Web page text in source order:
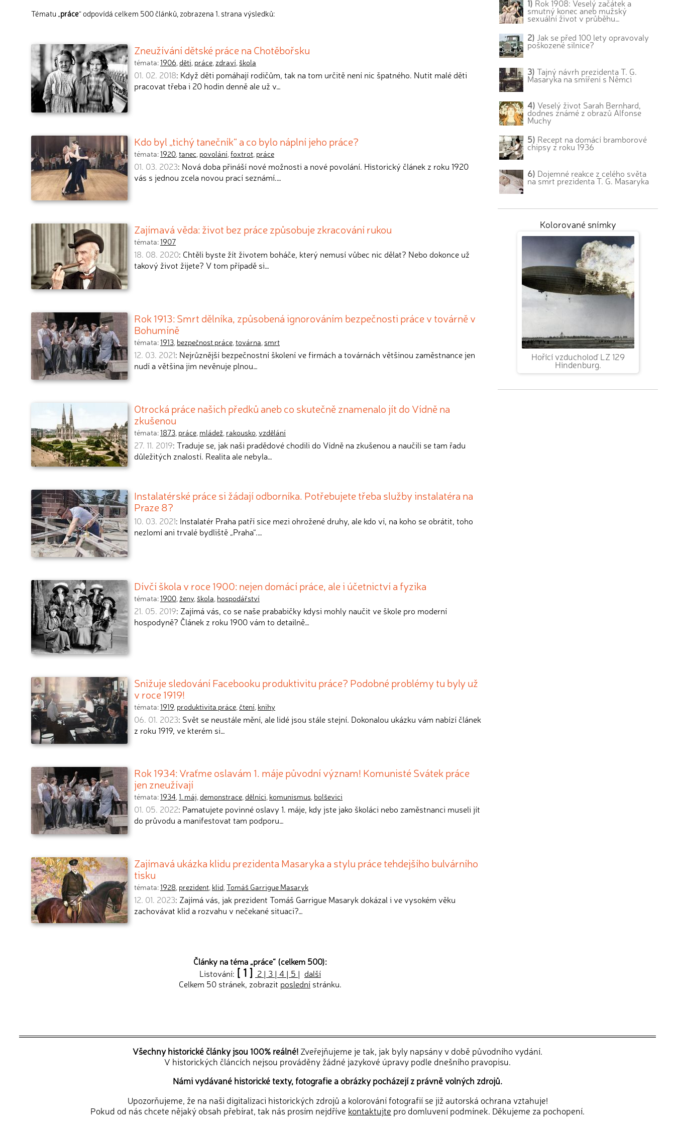
Tématu „práce“ odpovídá celkem 500 článků, zobrazena 1. strana výsledků:
Zneužívání dětské práce na Chotěbořsku
témata:1906,děti, práce, zdraví, škola
01. 02. 2018: Když děti pomáhají rodičům, tak na tom určitě není nic špatného. Nutit malé děti
pracovat třeba i 20 hodin denně ale už v…
Kdo byl „tichý tanečník“ a co bylo náplní jeho práce?
témata:1920,tanec, povolání,foxtrot, práce
01. 03. 2023: Nová doba přináší nové možnosti a nové povolání. Historický článek z roku 1920
vás s jednou zcela novou prací seznámí.…
Zajímavá věda: život bez práce způsobuje zkracování rukou
témata:1907
18. 08. 2020: Chtěli byste žít životem boháče, který nemusí vůbec nic dělat? Nebo dokonce už
takový život žijete? V tom případě si…
Rok 1913: Smrt dělníka, způsobená ignorováním bezpečnosti práce v továrně v
Bohumíně
témata:1913, bezpečnost práce,továrna, smrt
12. 03. 2021: Nejrůznější bezpečnostní školení ve firmách a továrnách většinou zaměstnance jen
nudí a většina jim nevěnuje plnou…
Otrocká práce našich předků aneb co skutečně znamenalo jít do Vídně na
zkušenou
témata:1873, práce, mládež, rakousko,vzdělání
27. 11. 2019: Traduje se, jak naši pradědové chodili do Vídně na zkušenou a naučili se tam řadu
důležitých znalostí. Realita ale nebyla…
Instalatérské práce si žádají odborníka. Potřebujete třeba služby instalatéra na
Praze 8?
10. 03. 2021: Instalatér Praha patří sice mezi ohrožené druhy, ale kdo ví, na koho se obrátit, toho
nezlomí ani trvalé bydliště „Praha“.…
Dívčí škola v roce 1900: nejen domácí práce, ale i účetnictví a fyzika
témata:1900, ženy, škola, hospodářství
21. 05. 2019: Zajímá vás, co se naše prababičky kdysi mohly naučit ve škole pro moderní
hospodyně? Článek z roku 1900 vám to detailně…
Snižuje sledování Facebooku produktivitu práce? Podobné problémy tu byly už
v roce 1919!
témata:1919, produktivita práce,čtení, knihy
06. 01. 2023: Svět se neustále mění, ale lidé jsou stále stejní. Dokonalou ukázku vám nabízí článek
z roku 1919, ve kterém si…
Rok 1934: Vraťme oslavám 1. máje původní význam! Komunisté Svátek práce
jen zneužívají
témata:1934,1. máj,demonstrace,dělníci, komunismus, bolševici
01. 05. 2022: Pamatujete povinné oslavy 1. máje, kdy jste jako školáci nebo zaměstnanci museli jít
do průvodu a manifestovat tam podporu…
Zajímavá ukázka klidu prezidenta Masaryka a stylu práce tehdejšího bulvárního
tisku
témata:1928, prezident, klid,Tomáš Garrigue Masaryk
12. 01. 2023: Zajímá vás, jak prezident Tomáš Garrigue Masaryk dokázal i ve vysokém věku
zachovávat klid a rozvahu v nečekané situaci?…
Články na téma „práce“ (celkem 500):
Listování: [ 1 ] 2 | 3 | 4 | 5 | další
Celkem 50 stránek, zobrazit poslední stránku.
1) Rok 1908: Veselý začátek a
smutný konec aneb mužský
sexuální život v průběhu…
2) Jak se před 100 lety opravovaly
poškozené silnice?
3) Tajný návrh prezidenta T. G.
Masaryka na smíření s Němci
4) Veselý život Sarah Bernhard,
dodnes známé z obrazů Alfonse
Muchy
5) Recept na domácí bramborové
chipsy z roku 1936
6) Dojemné reakce z celého světa
na smrt prezidenta T. G. Masaryka
Kolorované snímky
Hořící vzducholoď LZ 129
Hindenburg.
Všechny historické články jsou 100% reálné! Zveřejňujeme je tak, jak byly napsány v době původního vydání.
V historických článcích nejsou prováděny žádné jazykové úpravy podle dnešního pravopisu.
Námi vydávané historické texty, fotografie a obrázky pocházejí z právně volných zdrojů.
Upozorňujeme, že na naši digitalizaci historických zdrojů a kolorování fotografií se již autorská ochrana vztahuje!
Pokud od nás chcete nějaký obsah přebírat, tak nás prosím nejdříve kontaktujte pro domluvení podmínek. Děkujeme za pochopení.